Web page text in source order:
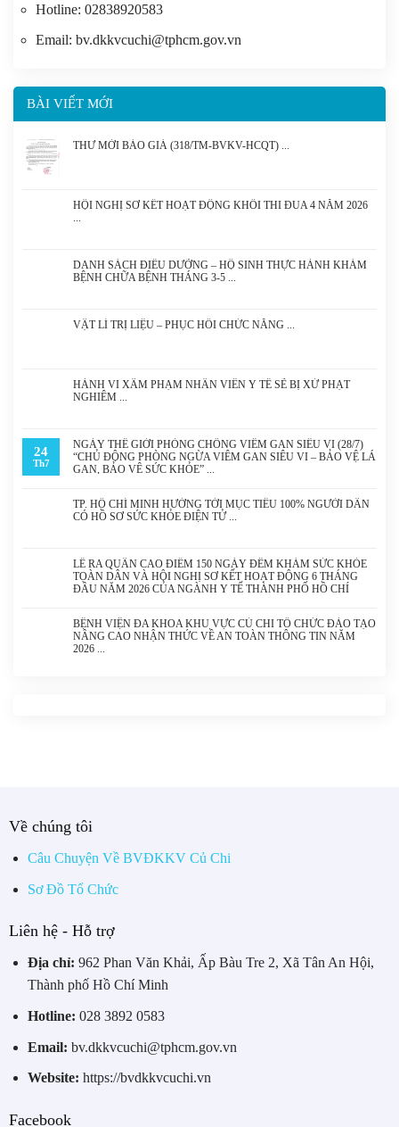
Hotline: 02838920583
Email: bv.dkkvcuchi@tphcm.gov.vn
BÀI VIẾT MỚI
THƯ MỜI BÁO GIÁ (318/TM-BVKV-HCQT)
HỘI NGHỊ SƠ KẾT HOẠT ĐỘNG KHỐI THI ĐUA 4 NĂM 2026
DANH SÁCH ĐIỀU DƯỠNG – HỘ SINH THỰC HÀNH KHÁM
BỆNH CHỮA BỆNH THÁNG 3-5
VẬT LÍ TRỊ LIỆU – PHỤC HỒI CHỨC NĂNG
HÀNH VI XÂM PHẠM NHÂN VIÊN Y TẾ SẼ BỊ XỬ PHẠT
NGHIÊM
24
Th7
NGÀY THẾ GIỚI PHÒNG CHỐNG VIÊM GAN SIÊU VI (28/7)
“CHỦ ĐỘNG PHÒNG NGỪA VIÊM GAN SIÊU VI – BẢO VỆ LÁ
GAN, BẢO VỆ SỨC KHỎE”
TP. HỒ CHÍ MINH HƯỚNG TỚI MỤC TIÊU 100% NGƯỜI DÂN
CÓ HỒ SƠ SỨC KHỎE ĐIỆN TỬ
LỄ RA QUÂN CAO ĐIỂM 150 NGÀY ĐÊM KHÁM SỨC KHỎE
TOÀN DÂN VÀ HỘI NGHỊ SƠ KẾT HOẠT ĐỘNG 6 THÁNG
ĐẦU NĂM 2026 CỦA NGÀNH Y TẾ THÀNH PHỐ HỒ CHÍ
BỆNH VIỆN ĐA KHOA KHU VỰC CỦ CHI TỔ CHỨC ĐÀO TẠO
NÂNG CAO NHẬN THỨC VỀ AN TOÀN THÔNG TIN NĂM
2026
Về chúng tôi
Câu Chuyện Về BVĐKKV Củ Chi
Sơ Đồ Tổ Chức
Liên hệ - Hỗ trợ
Địa chỉ: 962 Phan Văn Khải, Ấp Bàu Tre 2, Xã Tân An Hội,
Thành phố Hồ Chí Minh
Hotline: 028 3892 0583
Email: bv.dkkvcuchi@tphcm.gov.vn
Website: https://bvdkkvcuchi.vn
Facebook